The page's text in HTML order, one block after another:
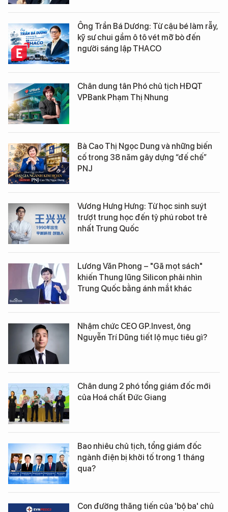
Ông Trần Bá Dương: Từ cậu bé làm rẫy,
kỹ sư chui gầm ô tô vét mỡ bò đến
người sáng lập THACO
Chân dung tân Phó chủ tịch HĐQT
VPBank Phạm Thị Nhung
Bà Cao Thị Ngọc Dung và những biến
cố trong 38 năm gây dựng “đế chế”
PNJ
Vương Hưng Hưng: Từ học sinh suýt
trượt trung học đến tỷ phú robot trẻ
nhất Trung Quốc
Lương Văn Phong – "Gã mọt sách"
khiến Thung lũng Silicon phải nhìn
Trung Quốc bằng ánh mắt khác
Nhậm chức CEO GP.Invest, ông
Nguyễn Trí Dũng tiết lộ mục tiêu gì?
Chân dung 2 phó tổng giám đốc mới
của Hoá chất Đức Giang
Bao nhiêu chủ tịch, tổng giám đốc
ngành điện bị khởi tố trong 1 tháng
qua?
Con đường thăng tiến của 'bộ ba' chủ